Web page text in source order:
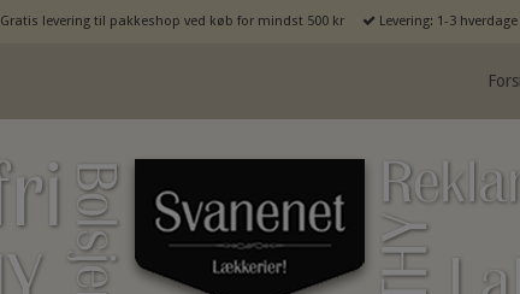
Gratis levering til pakkeshop ved køb for mindst 500 kr Levering: 1-3 hverdage